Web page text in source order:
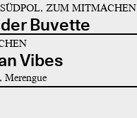
ZUM MITMACHEN
Buvette
Vibes
Merengue